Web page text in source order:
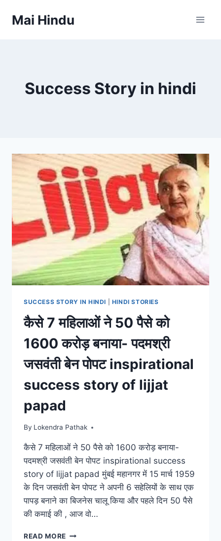
Mai Hindu
Success Story in hindi
SUCCESS STORY IN HINDI HINDI STORIES
कैसे 7 महिलाओं ने 50 पैसे को
1600 करोड़ बनाया- पदमश्री
जसवंती बेन पोपट inspirational
success story of lijjat
papad
By Lokendra Pathak
कैसे 7 महिलाओं ने 50 पैसे को 1600 करोड़ बनाया-
पदमश्री जसवंती बेन पोपट inspirational success
story of lijjat papad मुंबई महानगर में 15 मार्च 1959
के दिन जसवंती बेन पोपट ने अपनी 6 सहेलियों के साथ एक
पापड़ बनाने का बिजनेस चालू किया और पहले दिन 50 पैसे
की कमाई की , आज वो…
READ MORE कैसे